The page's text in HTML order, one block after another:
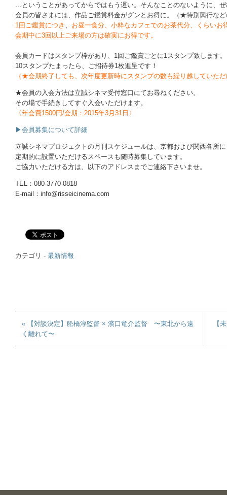
…ということがあってからではもう遅い。そんなことのないように、
会員の皆さまには、作品ご鑑賞料金がグンとお得に。（★特別興行な
1回ご鑑賞につき 、 お昼一食分、小粋なカフェでのお茶代分、くらいお
会期中に3回以上ご来場の方は確実にお得です。
会員カードはスタンプ枠があり、1回ご鑑賞ごとに1スタンプ致します。
10スタンプたまったら、ご招待券1枚進呈です！
（★会期終了しても、次年度更新時にスタンプの数も繰り越していた
★会員の入会方法は立誠シネマ受付窓口にてお尋ねください。
その場で手続きしてすぐ入会いただけます。
〈年会費1500円/会期：2015年3月31日〉
▶会員募集について詳細
立誠シネマプロジェクトの月刊スケジュールは、京都および関西各所
定期的に設置いただけるスペースも随時募集しています。
ご協力いただける方は、以下のアドレスまでご連絡下さいませ。
TEL：080-3770-0818
E-mail：info@risseicinema.com
カテゴリ - 最新情報
« 【対談決定】舩橋淳監督 × 濱口竜介監督 〜東北から遠
く離れて〜
【